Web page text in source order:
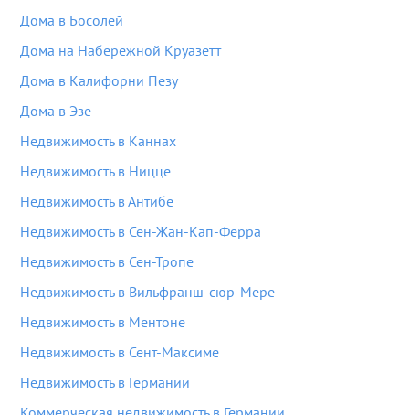
Дома в Босолей
Дома на Набережной Круазетт
Дома в Калифорни Пезу
Дома в Эзе
Недвижимость в Каннах
Недвижимость в Ницце
Недвижимость в Антибе
Недвижимость в Сен-Жан-Кап-Ферра
Недвижимость в Сен-Тропе
Недвижимость в Вильфранш-сюр-Мере
Недвижимость в Ментоне
Недвижимость в Сент-Максиме
Недвижимость в Германии